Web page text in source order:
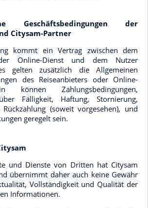
Geschäftsbedingungen der
Citysam-Partner
kommt ein Vertrag zwischen dem
Online-Dienst und dem Nutzer
gelten zusätzlich die Allgemeinen
des Reiseanbieters oder Online-
können Zahlungsbedingungen,
Fälligkeit, Haftung, Stornierung,
(soweit vorgesehen), und
geregelt sein.
und Dienste von Dritten hat Citysam
übernimmt daher auch keine Gewähr
Vollständigkeit und Qualität der
Informationen.